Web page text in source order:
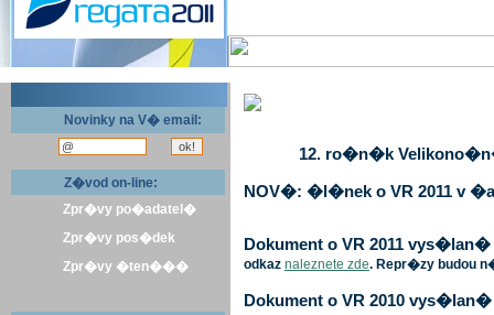
Novinky na V� email:
Z�vod on-line:
Zpr�vy po�adatel�
Zpr�vy pos�dek
Zpr�vy �ten���
12. ro�n�k
NOV�: �l�nek o VR 2011 v
Dokument o VR 2011
odkaz naleznete zde. Repr�zy budou
Dokument o VR 2010